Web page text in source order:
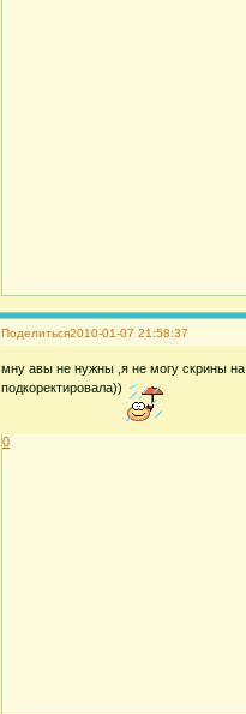
Поделиться2010-01-07 21:58:37
мну авы не нужны ,я не могу скрины
подкоректировала))
0